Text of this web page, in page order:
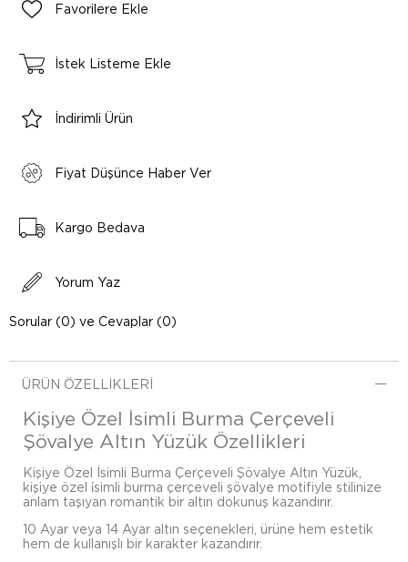
Favorilere Ekle
İstek Listeme Ekle
İndirimli Ürün
Fiyat Düşünce Haber Ver
Kargo Bedava
Yorum Yaz
Sorular (0) ve Cevaplar (0)
ÜRÜN ÖZELLIKLERI
Kişiye Özel İsimli Burma Çerçeveli
Şövalye Altın Yüzük Özellikleri
Kişiye Özel İsimli Burma Çerçeveli Şövalye Altın Yüzük,
kişiye özel i̇simli burma çerçeveli şövalye motifiyle stilinize
anlam taşıyan romantik bir altın dokunuş kazandırır.
10 Ayar veya 14 Ayar altın seçenekleri, ürüne hem estetik
hem de kullanışlı bir karakter kazandırır.